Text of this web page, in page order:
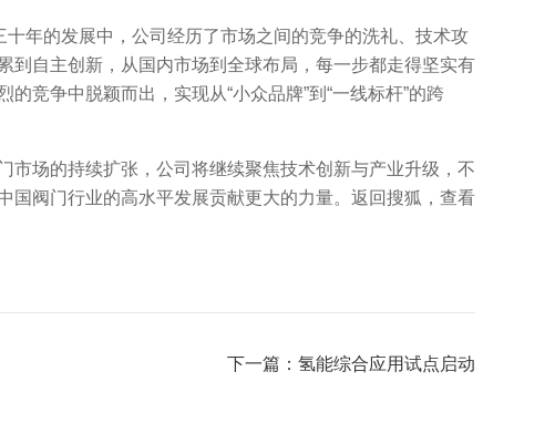
年的发展中，公司经历了市场之间的竞争的洗礼、技术攻
到自主创新，从国内市场到全球布局，每一步都走得坚实有
竞争中脱颖而出，实现从“小众品牌”到“一线标杆”的跨
场的持续扩张，公司将继续聚焦技术创新与产业升级，不
国阀门行业的高水平发展贡献更大的力量。返回搜狐，查看
下一篇：氢能综合应用试点启动